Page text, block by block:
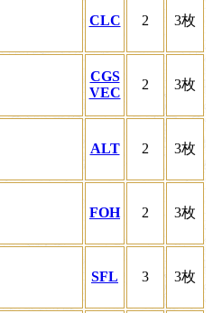
CLC 2 3枚
CGS
VEC
2 3枚
ALT 2 3枚
FOH 2 3枚
SFL 3 3枚